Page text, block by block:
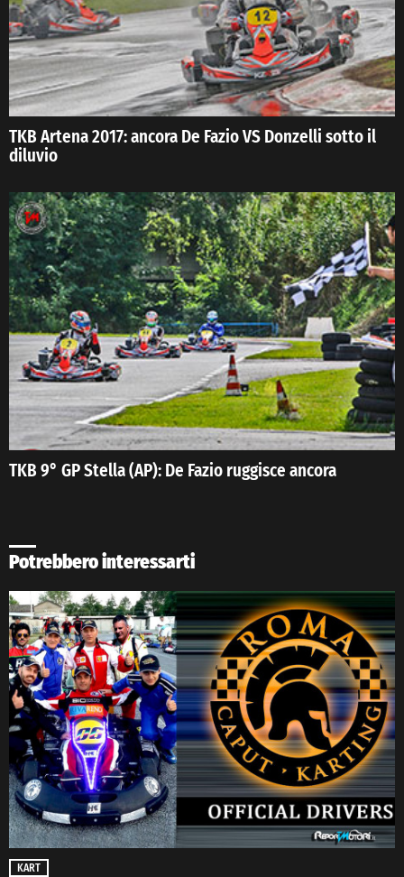
TKB Artena 2017: ancora De Fazio VS Donzelli sotto il
diluvio
TKB 9° GP Stella (AP): De Fazio ruggisce ancora
Potrebbero interessarti
KART